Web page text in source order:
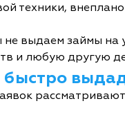
техники,
выдаем займы на
и любую другую
быстро